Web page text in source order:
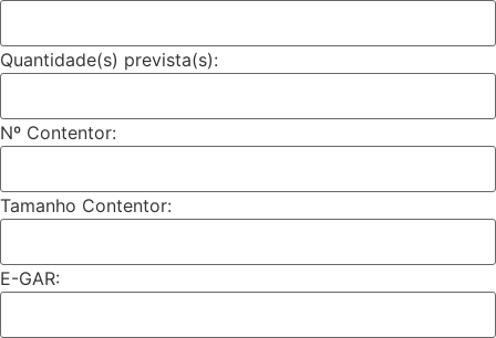
Quantidade(s) prevista(s):
Nº Contentor:
Tamanho Contentor:
E-GAR: